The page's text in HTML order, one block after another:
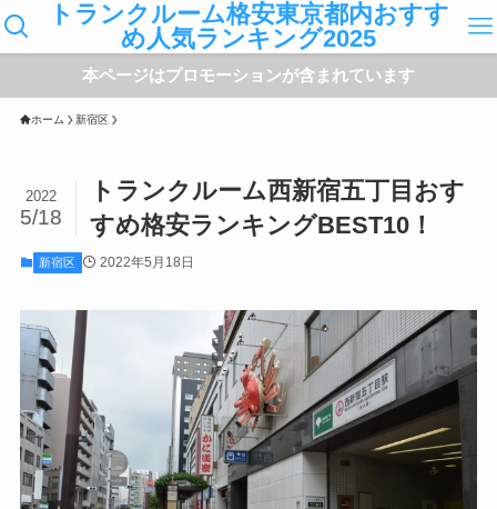
トランクルーム格安東京都内おすす
め人気ランキング2025
本ページはプロモーションが含まれています
ホーム 新宿区
トランクルーム西新宿五丁目おす
すめ格安ランキングBEST10！
2022
5/18
新宿区 2022年5月18日